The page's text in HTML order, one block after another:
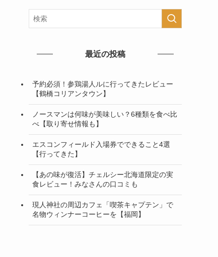
最近の投稿
予約必須！参鶏湯人ルに行ってきたレビュー
【鶴橋コリアンタウン】
ノースマンは何味が美味しい？6種類を食べ比
べ【取り寄せ情報も】
エスコンフィールド入場券でできること4選
【行ってきた】
【あの味が復活】チェルシー北海道限定の実
食レビュー！みなさんの口コミも
現人神社の周辺カフェ「喫茶キャプテン」で
名物ウィンナーコーヒーを【福岡】